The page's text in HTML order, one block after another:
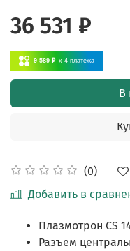
(0)
Добавить в
36 531 ₽
9 589 ₽ x 4 платежа
В
Плазмотрон CS
Разъем